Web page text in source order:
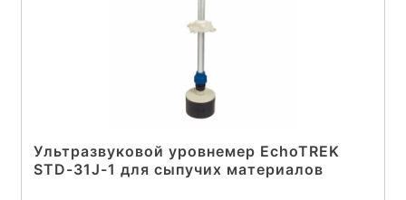
Ультразвуковой уровнемер EchoTREK
STD-31J-1 для сыпучих материалов